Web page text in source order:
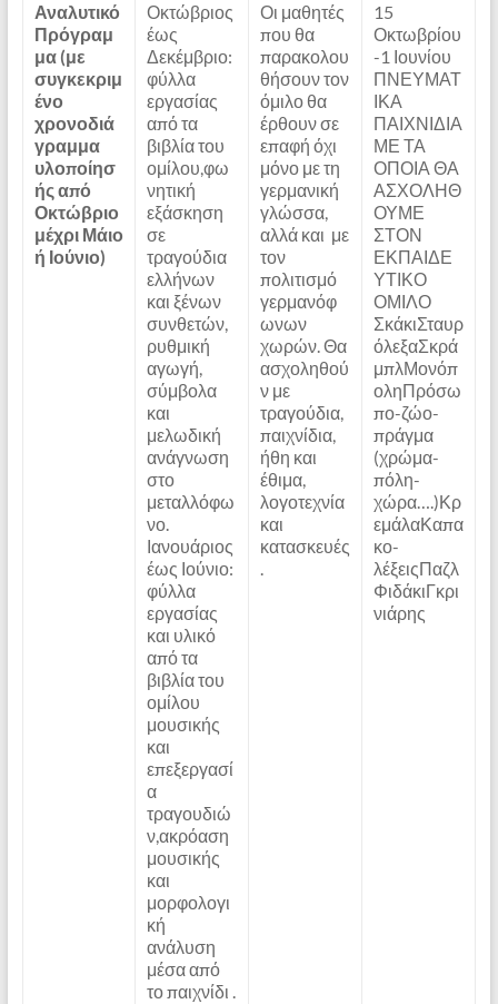
Αναλυτικό
Πρόγραμ
μα (με
συγκεκριμ
ένο
χρονοδιά
γραμμα
υλοποίησ
ής από
Οκτώβριο
μέχρι Μάιο
ή Ιούνιο)
Οκτώβριος
έως
Δεκέμβριο:
φύλλα
εργασίας
από τα
βιβλία του
ομίλου,φω
νητική
εξάσκηση
σε
τραγούδια
ελλήνων
και ξένων
συνθετών,
ρυθμική
αγωγή,
σύμβολα
και
μελωδική
ανάγνωση
στο
μεταλλόφω
νο.
Ιανουάριος
έως Ιούνιο:
φύλλα
εργασίας
και υλικό
από τα
βιβλία του
ομίλου
μουσικής
και
επεξεργασί
α
τραγουδιώ
ν,ακρόαση
μουσικής
και
μορφολογι
κή
ανάλυση
μέσα από
το παιχνίδι .
Οι μαθητές
που θα
παρακολου
θήσουν τον
όμιλο θα
έρθουν σε
επαφή όχι
μόνο με τη
γερμανική
γλώσσα,
αλλά και με
τον
πολιτισμό
γερμανόφ
ωνων
χωρών. Θα
ασχοληθού
ν με
τραγούδια,
παιχνίδια,
ήθη και
έθιμα,
λογοτεχνία
και
κατασκευές
.
15
Οκτωβρίου
-1 Ιουνίου
ΠΝΕΥΜΑΤ
ΙΚΑ
ΠΑΙΧΝΙΔΙΑ
ΜΕ ΤΑ
ΟΠΟΙΑ ΘΑ
ΑΣΧΟΛΗΘ
ΟΥΜΕ
ΣΤΟΝ
ΕΚΠΑΙΔΕ
ΥΤΙΚΟ
ΟΜΙΛΟ
ΣκάκιΣταυρ
όλεξαΣκρά
μπλΜονόπ
οληΠρόσω
πο-ζώο-
πράγμα
(χρώμα-
πόλη-
χώρα….)Κρ
εμάλαΚαπα
κο-
λέξειςΠαζλ
ΦιδάκιΓκρι
νιάρης